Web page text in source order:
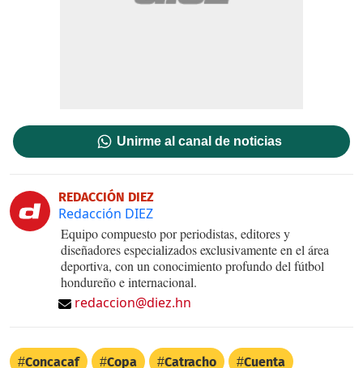
Unirme al canal de noticias
REDACCIÓN DIEZ
Redacción DIEZ
Equipo compuesto por periodistas, editores y
diseñadores especializados exclusivamente en el área
deportiva, con un conocimiento profundo del fútbol
hondureño e internacional.
redaccion@diez.hn
Concacaf Copa Catracho Cuenta